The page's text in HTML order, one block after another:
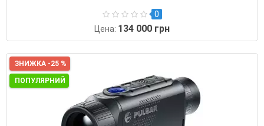
0
Цена: 134 000 грн
ЗНИЖКА -25 %
ПОПУЛЯРНИЙ